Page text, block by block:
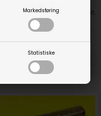
Markedsføring
Statistiske
Møbelknop T-bar med diamond cut,
blank krom, 50mm / 56mm
DKK 169,00